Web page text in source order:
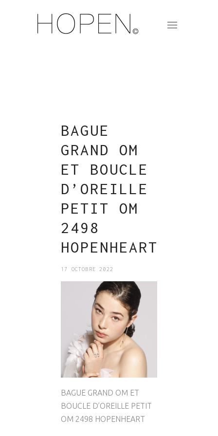
BAGUE
GRAND OM
ET BOUCLE
D’OREILLE
PETIT OM
2498
HOPENHEART
17 OCTOBRE 2022
BAGUE GRAND OM ET
BOUCLE D’OREILLE PETIT
OM 2498 HOPENHEART